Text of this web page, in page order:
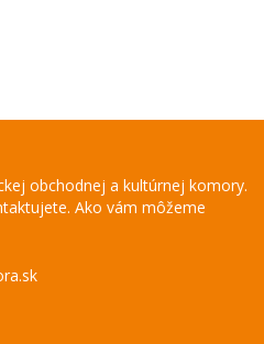
obchodnej a kultúrnej komory.
Ako vám môžeme